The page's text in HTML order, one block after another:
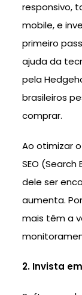
responsivo,
mobile, e
primeiro
ajuda da
pela
brasileiros
comprar.
Ao otimizar
SEO
dele ser
aumenta.
mais têm a
2. Invista